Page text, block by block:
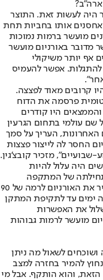
היה לעשות זאת. התוצר
אותו בחביות תחת
מועשר ברמות נמוכות
של 1 מ' ואורך של 3 מ'. כאשר מדובר באורניום מועשר
אף יותר משיקולי
להתגלות. אפשר להעמיס
קרובים מאוד לפצצה.
פרסמה את הדוח
היו קודרים
שם עולמי בתחום הגרעין
האיראנים במשך 30 השנים האחרונות, העריך על סמך
החסר לה לייצור פצצות
שבועיים", מזכיר קובצ'גין.
היה עלול להיות
של המתקפה
הישראלית הם קיבלו החלטה להתקדם ולהעשיר את האורניום לרמה של 90
ימים עד לתקיפת המתקן
את האפשרות
מועשר לרמות גבוהות
לשאול מה ניתן
להמיר בחזרה למצב
והוא הותקף. אבל מי